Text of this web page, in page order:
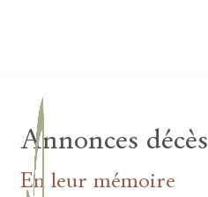
Annonces décès
En leur mémoire